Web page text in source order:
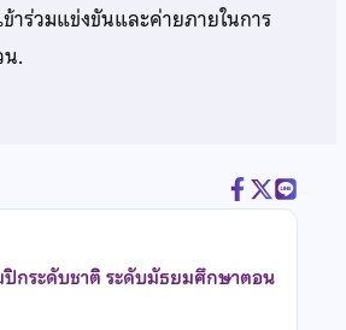
าร่วมแข่งขันและค่ายภายในการ
.
ปิกระดับชาติ ระดับมัธยมศึกษาตอน